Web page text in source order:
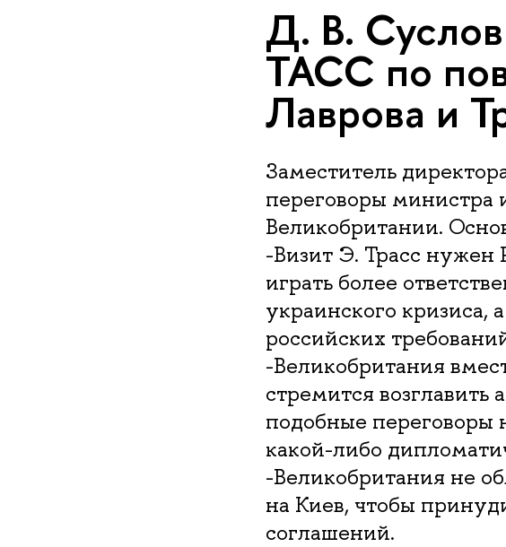
Д. В.
ТАСС по
Лаврова и
Заместитель
переговоры
Великобритании.
-Визит Э. Трасс нужен
играть более
украинского кризиса,
российских
-Великобритания
стремится возглавить
подобные переговоры
какой-либо
-Великобритания не
на Киев, чтобы
соглашений.